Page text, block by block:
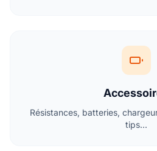
Résistances, batteries,
tips...